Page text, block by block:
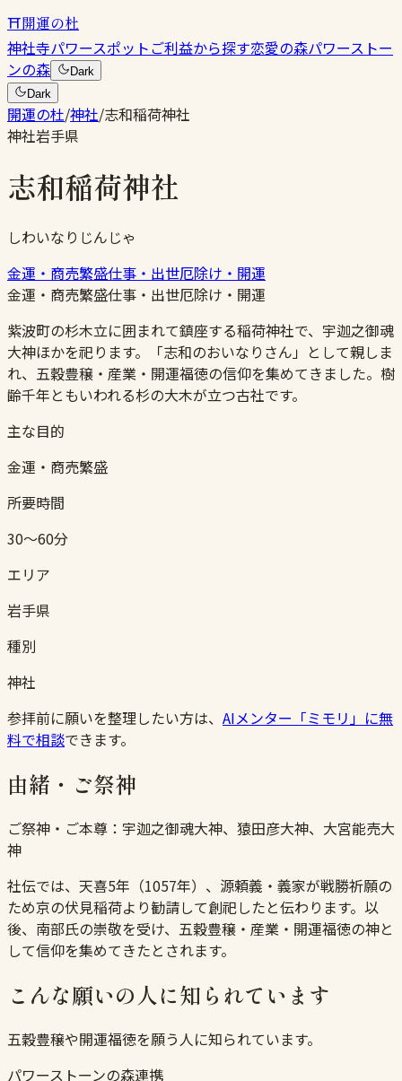
⛩開運の杜
神社寺パワースポットご利益から探す恋愛の森パワーストー
ンの森
Dark
Dark
開運の杜/神社/志和稲荷神社
神社岩手県
志和稲荷神社
しわいなりじんじゃ
金運・商売繁盛仕事・出世厄除け・開運
金運・商売繁盛仕事・出世厄除け・開運
紫波町の杉木立に囲まれて鎮座する稲荷神社で、宇迦之御魂
大神ほかを祀ります。「志和のおいなりさん」として親しま
れ、五穀豊穣・産業・開運福徳の信仰を集めてきました。樹
齢千年ともいわれる杉の大木が立つ古社です。
主な目的
金運・商売繁盛
所要時間
30〜60分
エリア
岩手県
種別
神社
参拝前に願いを整理したい方は、 AIメンター「ミモリ」に無
料で相談できます。
由緒・ご祭神
ご祭神・ご本尊： 宇迦之御魂大神、猿田彦大神、大宮能売大
神
社伝では、天喜5年（1057年）、源頼義・義家が戦勝祈願の
ため京の伏見稲荷より勧請して創祀したと伝わります。以
後、南部氏の崇敬を受け、五穀豊穣・産業・開運福徳の神と
して信仰を集めてきたとされます。
こんな願いの人に知られています
五穀豊穣や開運福徳を願う人に知られています。
パワーストーンの森連携